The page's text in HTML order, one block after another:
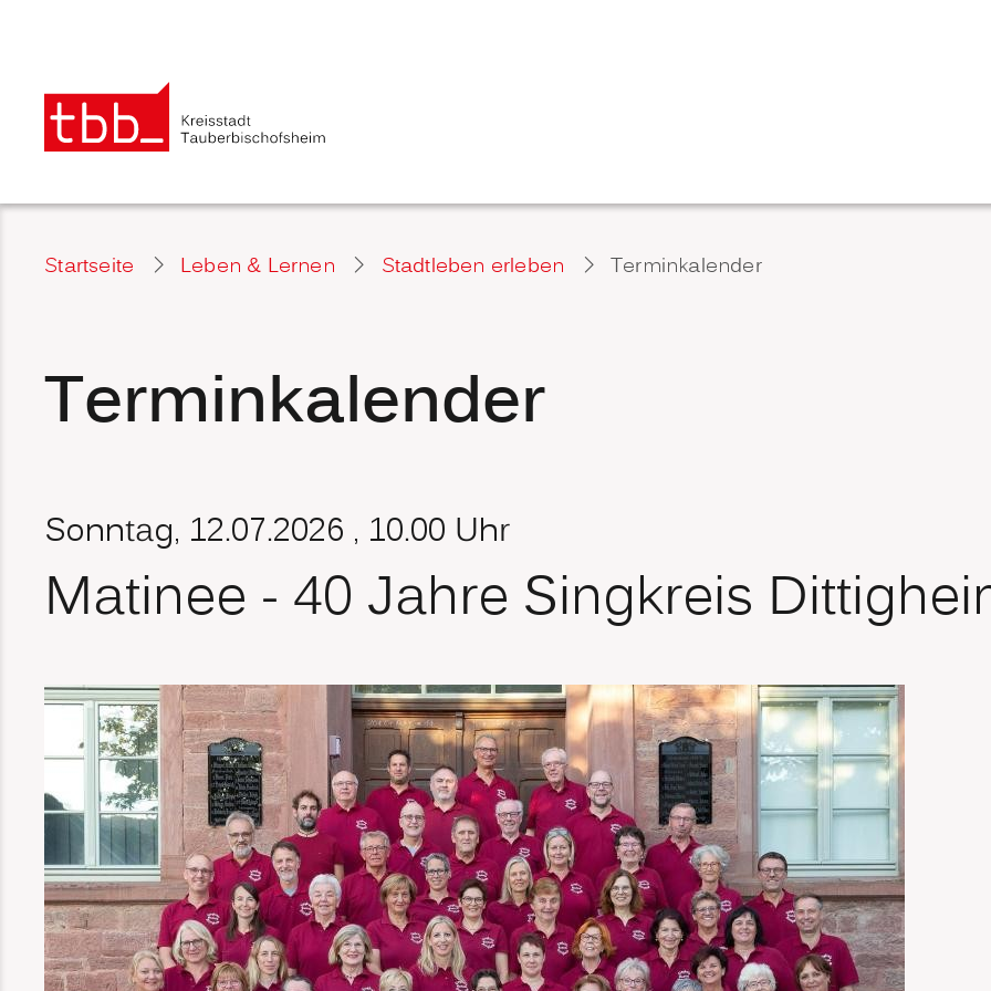
Startseite Leben & Lernen Stadtleben erleben Terminkalender
Terminkalender
Sonntag, 12.07.2026 , 10.00 Uhr
Matinee - 40 Jahre Singkreis